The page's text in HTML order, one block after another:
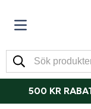
500 KR